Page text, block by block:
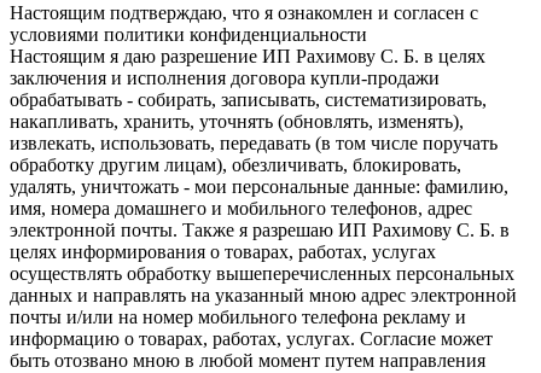
Настоящим подтверждаю, что я ознакомлен и согласен с
условиями политики конфиденциальности
Настоящим я даю разрешение ИП Рахимову С. Б. в целях
заключения и исполнения договора купли-продажи
обрабатывать - собирать, записывать, систематизировать,
накапливать, хранить, уточнять (обновлять, изменять),
извлекать, использовать, передавать (в том числе поручать
обработку другим лицам), обезличивать, блокировать,
удалять, уничтожать - мои персональные данные: фамилию,
имя, номера домашнего и мобильного телефонов, адрес
электронной почты. Также я разрешаю ИП Рахимову С. Б. в
целях информирования о товарах, работах, услугах
осуществлять обработку вышеперечисленных персональных
данных и направлять на указанный мною адрес электронной
почты и/или на номер мобильного телефона рекламу и
информацию о товарах, работах, услугах. Согласие может
быть отозвано мною в любой момент путем направления